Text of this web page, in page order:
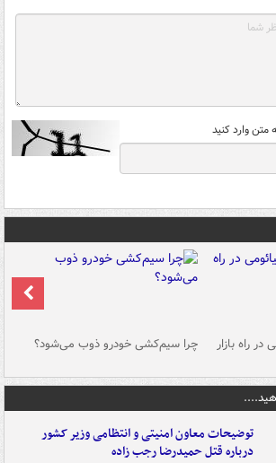
متن وارد کنید
راه بازار چرا سیم‌کشی خودرو ذوب می‌شود؟
توضیحات معاون امنیتی و انتظامی وزیر کشور
درباره قتل حمیدرضا رجب زاده